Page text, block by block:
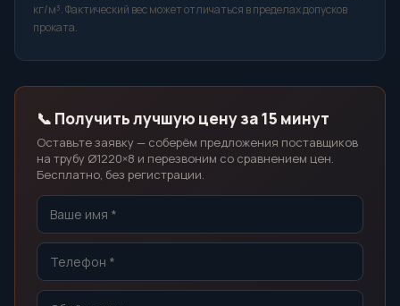
кг/м³. Фактический вес может отличаться в пределах допусков
проката.
📞 Получить лучшую цену за 15 минут
Оставьте заявку — соберём предложения поставщиков
на трубу Ø1220×8 и перезвоним со сравнением цен.
Бесплатно, без регистрации.